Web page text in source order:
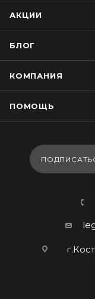
АКЦИИ
БЛОГ
КОМПАНИЯ
ПОМОЩЬ